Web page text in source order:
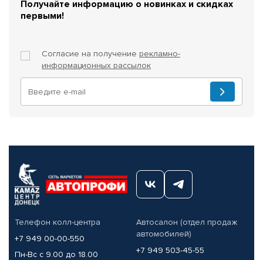
Получайте информацию о новинках и скидках
первыми!
Согласие на получение рекламно-
информационных рассылок
Телефон колл-центра
+7 949 00-00-550
Пн-Вс с 9.00 до 18.00
Автосалон (отдел продаж
автомобилей)
+7 949 503-45-55